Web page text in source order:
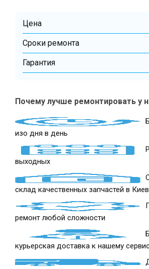
Цена
Cроки ремонта
Гарантия
Почему лучше ремонтировать у
изо дня в день
выходных
склад качественных запчастей в
ремонт любой сложности
курьерская доставка к нашему